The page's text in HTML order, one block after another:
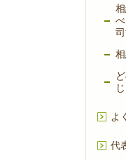
よ
代